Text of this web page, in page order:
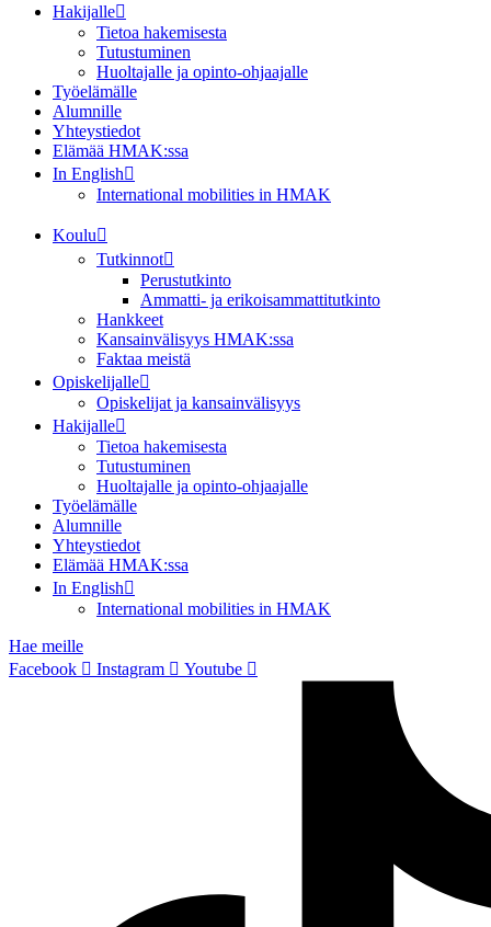
Hakijalle
Tietoa hakemisesta
Tutustuminen
Huoltajalle ja opinto-ohjaajalle
Työelämälle
Alumnille
Yhteystiedot
Elämää HMAK:ssa
In English
International mobilities in HMAK
Koulu
Tutkinnot
Perustutkinto
Ammatti- ja erikoisammattitutkinto
Hankkeet
Kansainvälisyys HMAK:ssa
Faktaa meistä
Opiskelijalle
Opiskelijat ja kansainvälisyys
Hakijalle
Tietoa hakemisesta
Tutustuminen
Huoltajalle ja opinto-ohjaajalle
Työelämälle
Alumnille
Yhteystiedot
Elämää HMAK:ssa
In English
International mobilities in HMAK
Hae meille
Facebook
Instagram Youtube